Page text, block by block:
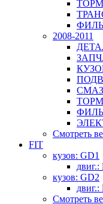
2008-2011
Смотреть
FIT
кузов: GD1
кузов: GD2
Смотреть